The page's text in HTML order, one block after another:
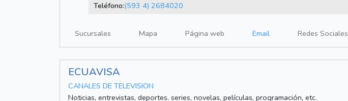
Teléfono:(593 4) 2684020
Sucursales Mapa Página web Email Redes Sociales
ECUAVISA
CANALES DE TELEVISION
Noticias, entrevistas, deportes, series, novelas, películas, programación, etc.